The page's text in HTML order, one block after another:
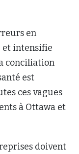
en
et intensifie
conciliation
est
ces vagues
à Ottawa et
doivent